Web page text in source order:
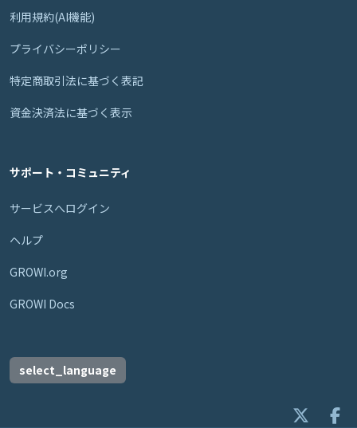
利用規約(AI機能)
プライバシーポリシー
特定商取引法に基づく表記
資金決済法に基づく表示
サポート・コミュニティ
サービスへログイン
ヘルプ
GROWI.org
GROWI Docs
select_language